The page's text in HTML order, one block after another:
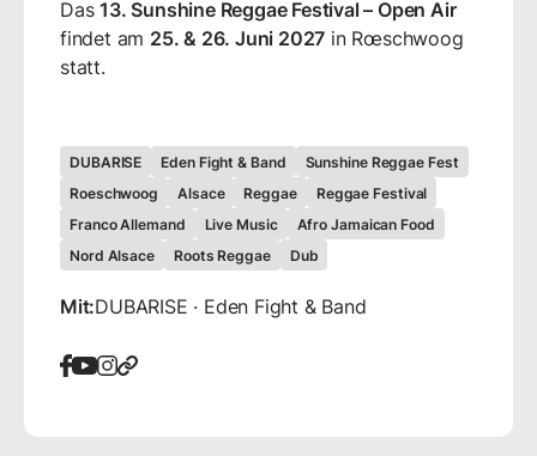
Das13. Sunshine Reggae Festival – Open Air
findet am 25. & 26. Juni 2027 in Rœschwoog
statt.
DUBARISE Eden Fight & Band
Sunshine Reggae Fest
Roeschwoog
Alsace Reggae
Reggae Festival
Franco Allemand
Live Music
Afro Jamaican Food
Nord Alsace
Roots Reggae Dub
Mit:DUBARISE · Eden Fight & Band